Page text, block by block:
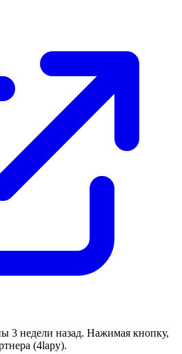
3 недели назад. Нажимая кнопку,
(4lapy).